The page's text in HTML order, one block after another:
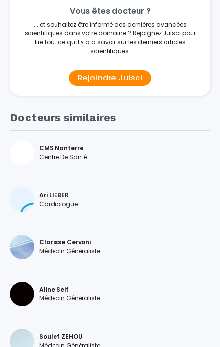
Vous êtes docteur ?
... et souhaitez être informé des dernières avancées
scientifiques dans votre domaine ? Rejoignez Juisci pour
lire tout ce qu'il y a à savoir sur les derniers articles
scientifiques.
Rejoindre Juisci
Docteurs similaires
CMS Nanterre
Centre De Santé
Ari LIEBER
Cardiologue
Clarisse Cervoni
Médecin Généraliste
Aline Seif
Médecin Généraliste
Soulef ZEHOU
Médecin Généraliste